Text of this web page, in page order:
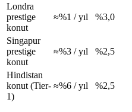
Londra
prestige
konut
≈%1 / yıl %3,0
Singapur
prestige
konut
≈%3 / yıl %2,5
Hindistan
konut (Tier-
1)
≈%6 / yıl %2,5